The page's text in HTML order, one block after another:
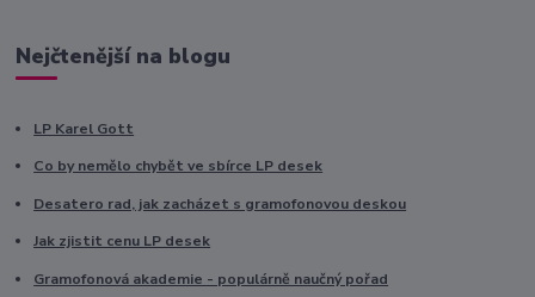
Nejčtenější na blogu
LP Karel Gott
Co by nemělo chybět ve sbírce LP desek
Desatero rad, jak zacházet s gramofonovou deskou
Jak zjistit cenu LP desek
Gramofonová akademie - populárně naučný pořad